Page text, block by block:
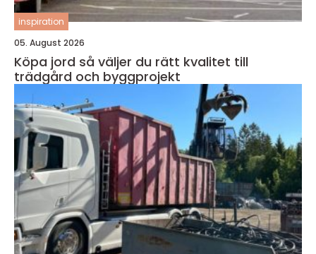
inspiration
05. August 2026
Köpa jord så väljer du rätt kvalitet till
trädgård och byggprojekt